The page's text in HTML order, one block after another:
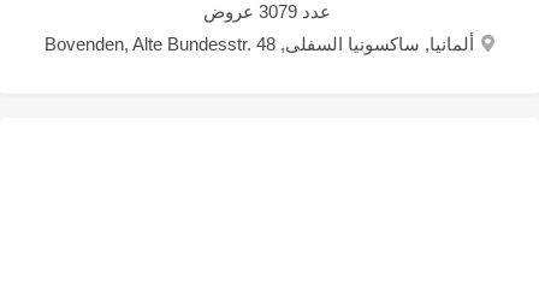
‏ عدد 3079 عروض
ألمانيا, ساكسونيا السفلى, Bovenden, Alte Bundesstr. 48